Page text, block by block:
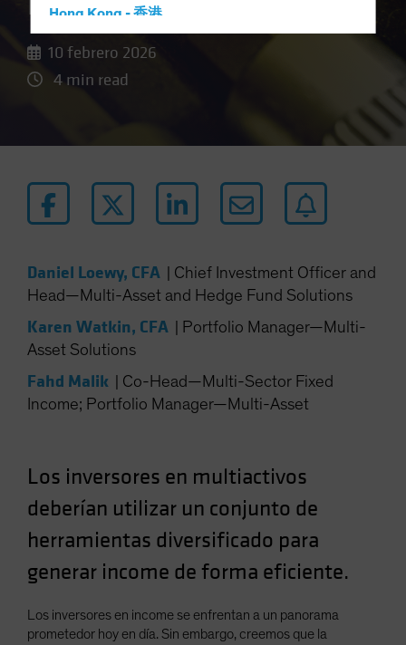
Hong Kong - 香港
Luxembourg and Other EMEA
Netherlands
Norway
Other Asia-Pacific
Poland
Portugal
Singapore
South Korea - 대한민국
Taiwan - 台灣
UK
United States (US Citizens)
10 febrero 2026
4 min read
Daniel Loewy, CFA
Chief Investment Officer and
Head—Multi-Asset and Hedge Fund Solutions
Karen Watkin, CFA
Portfolio Manager—Multi-
Asset Solutions
Fahd Malik
Co-Head—Multi-Sector Fixed
Income; Portfolio Manager—Multi-Asset
Los inversores en multiactivos
deberían utilizar un conjunto de
herramientas diversificado para
generar income de forma eficiente.
Los inversores en income se enfrentan a un panorama
prometedor hoy en día. Sin embargo, creemos que la